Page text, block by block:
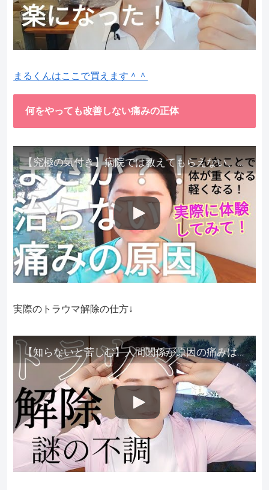
まるくんはここで買えます＾＾
何をやっても改善しない痛みの正体
【究極の気付き】病院では教えてもらえない、その長年悩んできた痛み、症状、どうして治らないのか？痛みの正体、実際に今すぐ試して知ってほしい。
実際のトラウマ解除の仕方↓
【知らないと苦しむ】人間関係が原因の痛みはトラウマ解除が必須。病院に行っても原因不明で治らない不調はこれをしてからケアしてみてください。